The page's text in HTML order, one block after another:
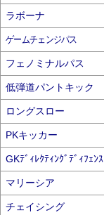
ラボーナ
ゲームチェンジパス
フェノミナルパス
低弾道パントキック
ロングスロー
PKキッカー
GKﾃﾞｨﾚｸﾃｨﾝｸﾞﾃﾞｨﾌｪﾝｽ
マリーシア
チェイシング